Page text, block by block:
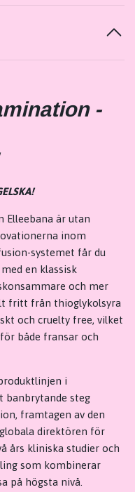
-
Elleebana är utan
inom
systemet får du
en klassisk
och mer
fritt från thioglykolsyra
och cruelty free, vilket
både fransar och
i
banbrytande steg
framtagen av den
direktören för
års kliniska studier och
som kombinerar
på högsta nivå.